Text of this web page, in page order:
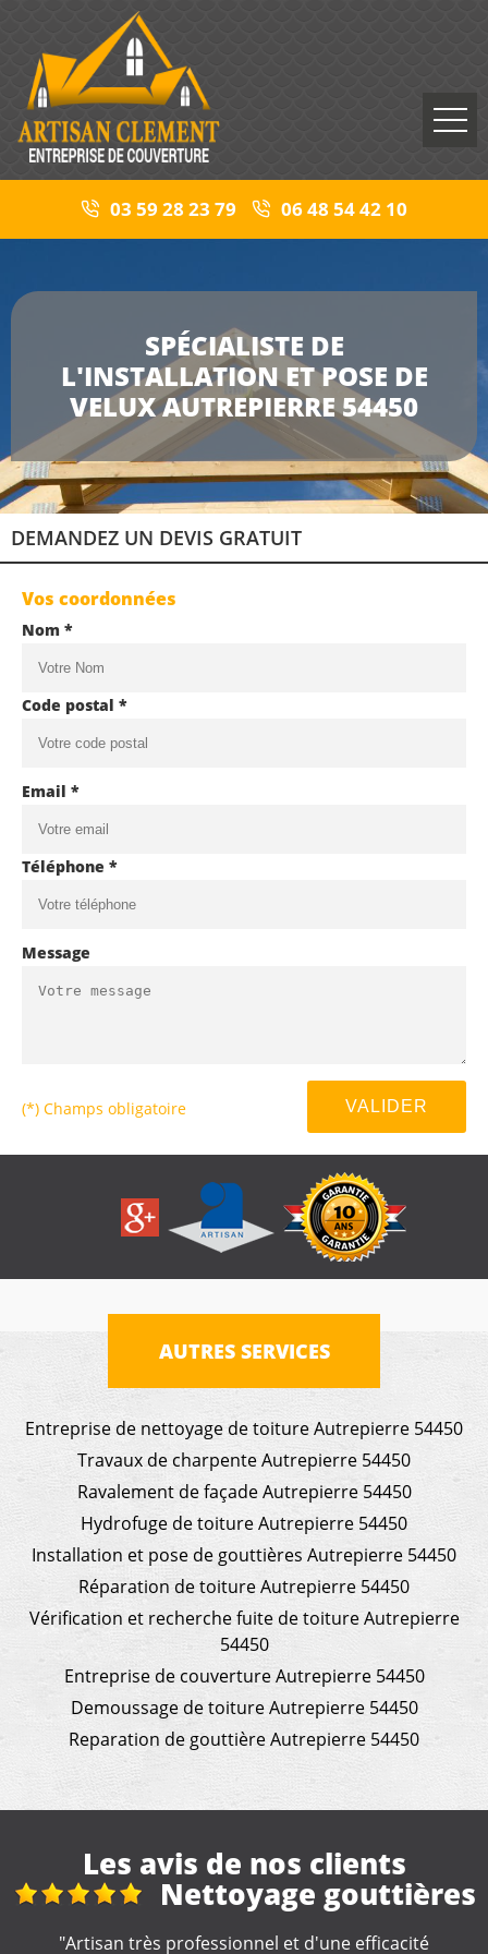
03 59 28 23 79 06 48 54 42 10
SPÉCIALISTE DE
L'INSTALLATION ET POSE DE
VELUX AUTREPIERRE 54450
DEMANDEZ UN DEVIS GRATUIT
Vos coordonnées
Nom *
Code postal *
Email *
Téléphone *
Message
(*) Champs obligatoire
AUTRES SERVICES
Entreprise de nettoyage de toiture Autrepierre 54450
Travaux de charpente Autrepierre 54450
Ravalement de façade Autrepierre 54450
Hydrofuge de toiture Autrepierre 54450
Installation et pose de gouttières Autrepierre 54450
Réparation de toiture Autrepierre 54450
Vérification et recherche fuite de toiture Autrepierre
54450
Entreprise de couverture Autrepierre 54450
Demoussage de toiture Autrepierre 54450
Reparation de gouttière Autrepierre 54450
Les avis de nos clients
Nettoyage gouttières
"Artisan très professionnel et d'une efficacité